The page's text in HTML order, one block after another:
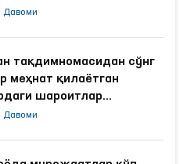
Давоми
тақдимномасидан сўнг
меҳнат қилаётган
шароитлар
Давоми